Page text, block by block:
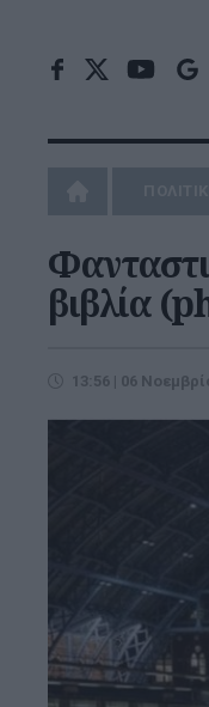
βιβλία
13:56 | 06